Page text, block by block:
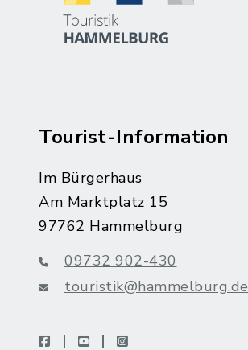
Tourist-Information
Im Bürgerhaus
Am Marktplatz 15
97762 Hammelburg
09732 902-430
touristik@hammelburg.de
facebookyoutubeinstagram